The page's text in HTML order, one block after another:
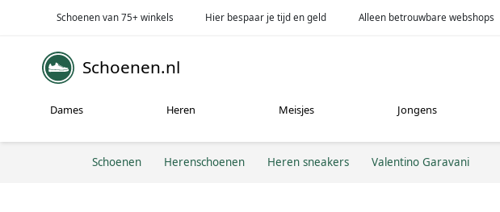
Schoenen van 75+ winkels Hier bespaar je tijd en geld Alleen betrouwbare webshops
Schoenen.nl
Dames Heren Meisjes Jongens
Schoenen Herenschoenen Heren sneakers Valentino Garavani